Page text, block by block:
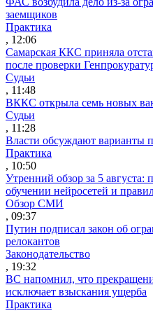
заемщиков
Практика
, 12:06
Самарская ККС приняла
после проверки
Судьи
, 11:48
ВККС открыла семь новых
Судьи
, 11:28
Власти обсуждают варианты
Практика
, 10:50
Утренний обзор за 5 августа:
обучении нейросетей и
Обзор СМИ
, 09:37
Путин подписал закон об
релокантов
Законодательство
, 19:32
ВС напомнил, что
исключает взыскания ущерба
Практика